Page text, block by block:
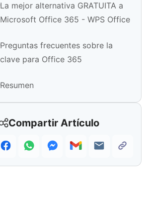
La mejor alternativa GRATUITA a
Microsoft Office 365 - WPS Office
Preguntas frecuentes sobre la
clave para Office 365
Resumen
Compartir Artículo